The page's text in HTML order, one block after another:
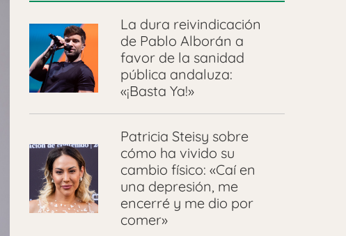
La dura reivindicación
de Pablo Alborán a
favor de la sanidad
pública andaluza:
«¡Basta Ya!»
Patricia Steisy sobre
cómo ha vivido su
cambio físico: «Caí en
una depresión, me
encerré y me dio por
comer»